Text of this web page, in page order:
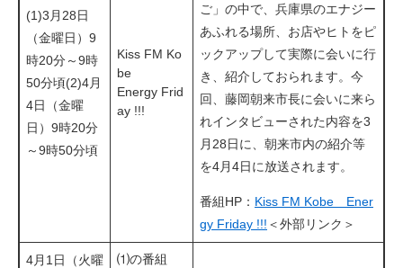
(1)3月28日
（金曜日）9
時20分～9時
50分頃(2)4月
4日（金曜
日）9時20分
～9時50分頃
Kiss FM Ko
be
Energy Frid
ay !!!
ご」の中で、兵庫県のエナジー
あふれる場所、お店やヒトをピ
ックアップして実際に会いに行
き、紹介しておられます。今
回、藤岡朝来市長に会いに来ら
れインタビューされた内容を3
月28日に、朝来市内の紹介等
を4月4日に放送されます。
番組HP： Kiss FM Kobe Ener
gy Friday !!! ＜外部リンク＞
4月1日（火曜
⑴の番組